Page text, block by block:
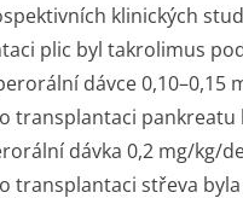
klinických
plic byl takrolimus
dávce 0,10–0,15
transplantaci pankreatu
dávka 0,2 mg/kg/
transplantaci střeva